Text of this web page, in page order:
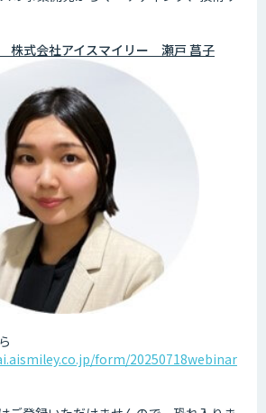
株式会社アイスマイリー 瀬戸 菖子
form/20250718webinar